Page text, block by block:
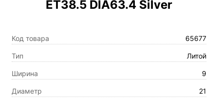
ET38.5 DIA63.4 Silver
Код товара 65677
Тип Литой
Ширина 9
Диаметр 21